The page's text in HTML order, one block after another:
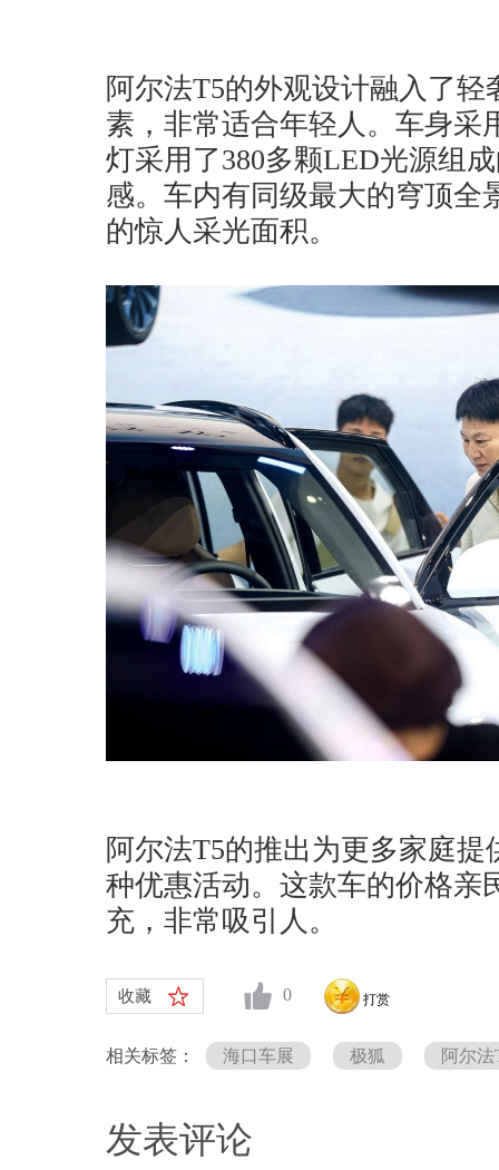
阿尔法T5的外观设计融入了
素，非常适合年轻人。车身采
灯采用了380多颗LED光源组
感。车内有同级最大的穹顶全
的惊人采光面积。
阿尔法T5的推出为更多家庭
种优惠活动。这款车的价格亲
充，非常吸引人。
收藏 0 打赏
相关标签： 海口车展 极狐 阿尔法
发表评论